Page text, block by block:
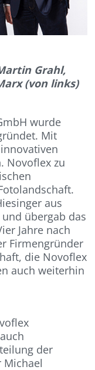
Grahl,
(von links)
wurde
Mit
Novoflex zu
aus
übergab das
Jahre nach
Firmengründer
die Novoflex
auch weiterhin
der
Michael